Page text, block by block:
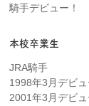
騎手デビュー！
本校卒業生
JRA騎手
1998年3月デビ
2001年3月デビ